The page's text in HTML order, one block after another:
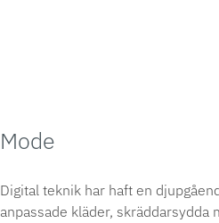
Mode
Digital teknik har haft en
anpassade kläder,